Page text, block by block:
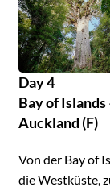
Day 4
Bay of
Auckland (F)
Von der Bay of
die Westküste,